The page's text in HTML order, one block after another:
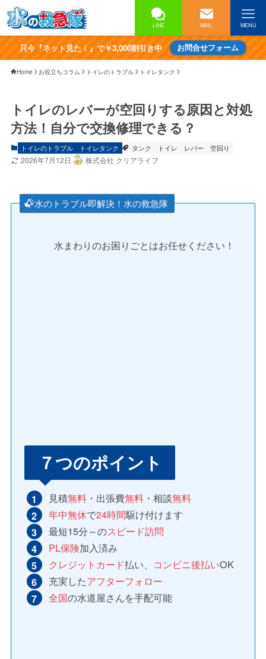
LINE MAIL MENU
只今『ネット見た！』で￥3,000割引き中 お問合せフォーム
Home お役立ちコラム トイレのトラブル トイレタンク
トイレのレバーが空回りする原因と対処
方法！自分で交換修理できる？
トイレのトラブル トイレタンク タンク トイレ レバー 空回り
2026年7月12日 株式会社 クリアライフ
水のトラブル即解決！水の救急隊
水まわりのお困りごとはお任せください！
７つのポイント
見積無料・出張費無料・相談無料
年中無休で24時間駆け付けます
最短15分～のスピード訪問
PL保険加入済み
クレジットカード払い、 コンビニ後払いOK
充実したアフターフォロー
全国の水道屋さんを手配可能